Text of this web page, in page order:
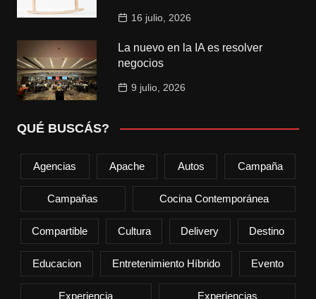
16 julio, 2026
La nuevo en la IA es resolver
negocios
9 julio, 2026
QUÉ BUSCÁS?
Agencias Apache Autos Campaña
Campañas Cocina Contemporánea
Compartible Cultura Delivery Destino
Educacion Entretenimiento Híbrido Evento
Experiencia Experiencias